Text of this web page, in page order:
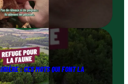
: CES MOTS QUI FONT LA